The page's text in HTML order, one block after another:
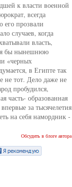
к власти военной
всегда
его прозвали
случаев, когда
власть,
бы нынешнюю
«черных
в Египте так
не тот. Дело даже не
пробудился,
часть- образованная
за тысячелетия
на себя намордник -
Обсудить в блоге автора